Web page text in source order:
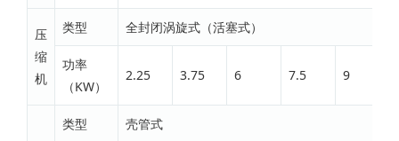
压
缩
机
类型 全封闭涡旋式（活塞式）
功率
（KW）
2.25 3.75 6 7.5 9
类型 壳管式